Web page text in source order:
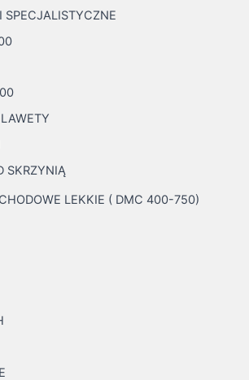
SPECJALISTYCZNE
SKRZYNIĄ
LEKKIE ( DMC 400-750)